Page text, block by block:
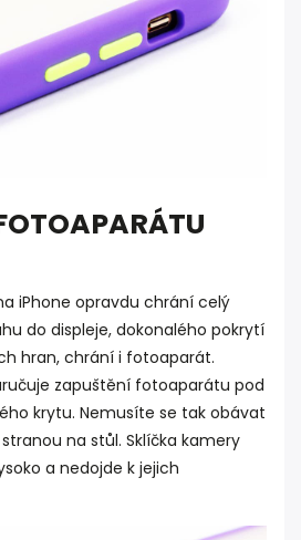
iPhone opravdu chrání celý
do displeje, dokonalého pokrytí
hran, chrání i fotoaparát.
zapuštění fotoaparátu pod
krytu. Nemusíte se tak obávat
na stůl. Sklíčka kamery
a nedojde k jejich